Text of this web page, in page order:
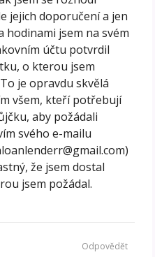
jejich doporučení a jen
hodinami jsem na svém
účtu potvrdil
o kterou jsem
je opravdu skvělá
všem, kteří potřebují
aby požádali
svého e-mailu
že jsem dostal
jsem požádal.
Odpovědět